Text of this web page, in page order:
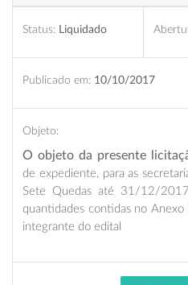
Status: Liquidado
Publicado em: 10/10/2017
Objeto:
O objeto da presente
de expediente, para as
Sete Quedas até 31/12/
quantidades contidas no
integrante do edital